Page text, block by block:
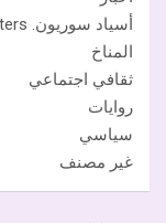
أسياد سوريون. Syrian Masters
المناخ
ثقافي اجتماعي
روايات
سياسي
غير مصنف